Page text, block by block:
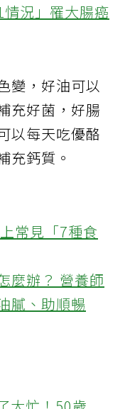
況」罹大腸癌
變，好油可以
充好菌，好腸
以每天吃優酪
充鈣質。
常見「7種食
麼辦？ 營養師
膩、助順暢